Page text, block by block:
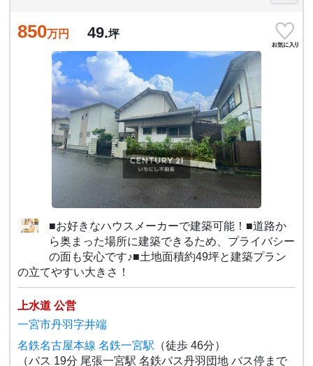
850万円 49.坪
■お好きなハウスメーカーで建築可能！■道路か
ら奥まった場所に建築できるため、プライバシー
の面も安心です♪■土地面積約49坪と建築プラン
の立てやすい大きさ！
上水道 公営
一宮市丹羽字井端
名鉄名古屋本線 名鉄一宮駅 （徒歩 46分）
（バス 19分 尾張一宮駅 名鉄バス丹羽団地 バス停まで